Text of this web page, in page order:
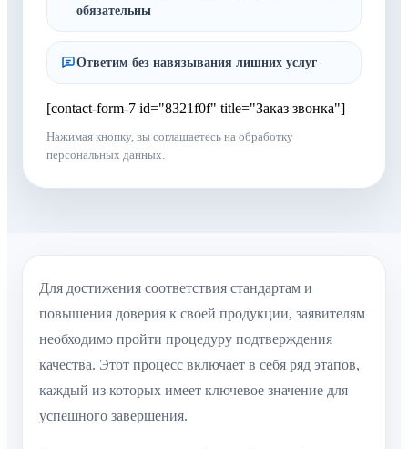
обязательны
Ответим без навязывания лишних услуг
[contact-form-7 id="8321f0f" title="Заказ звонка"]
Нажимая кнопку, вы соглашаетесь на обработку
персональных данных.
Для достижения соответствия стандартам и
повышения доверия к своей продукции, заявителям
необходимо пройти процедуру подтверждения
качества. Этот процесс включает в себя ряд этапов,
каждый из которых имеет ключевое значение для
успешного завершения.